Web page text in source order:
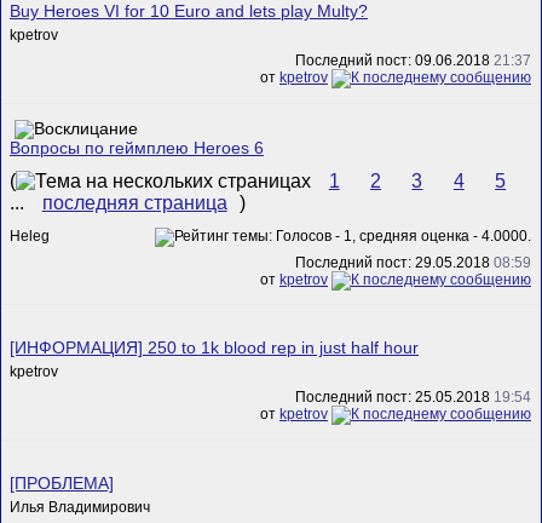
Buy Heroes VI for 10 Euro and lets play Multy?
kpetrov
Последний пост: 09.06.2018 21:37
от kpetrov
Вопросы по геймплею Heroes 6
( 1 2 3 4
5
...
последняя страница )
Heleg
Последний пост: 29.05.2018 08:59
от kpetrov
[ИНФОРМАЦИЯ] 250 to 1k blood rep in just half hour
kpetrov
Последний пост: 25.05.2018 19:54
от kpetrov
[ПРОБЛЕМА]
Илья Владимирович